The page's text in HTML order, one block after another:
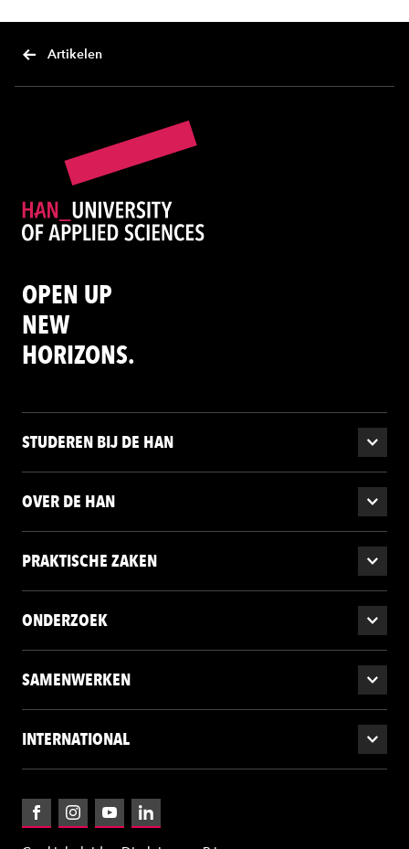
Artikelen
OPEN UP
NEW
HORIZONS.
STUDEREN BIJ DE HAN
OVER DE HAN
PRAKTISCHE ZAKEN
ONDERZOEK
SAMENWERKEN
INTERNATIONAL
FacebookInstagramYouTubeLinkedIn